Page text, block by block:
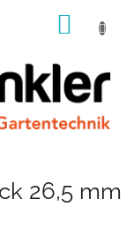
26,5 mm